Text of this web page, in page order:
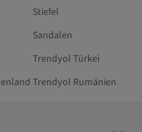
Stiefel
Sandalen
Trendyol Türkei
Trendyol Rumänien